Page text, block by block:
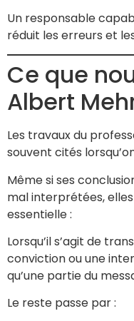
Un responsable
réduit les erreurs et
Ce que
Albert
Les travaux du
souvent cités
Même si ses
mal interprétées,
essentielle :
Lorsqu’il s’agit de
conviction ou une
qu’une partie du
Le reste passe par :